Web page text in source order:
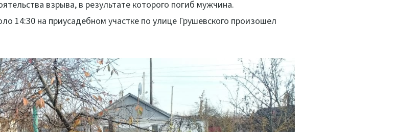
взрыва, в результате которого погиб мужчина.
14:30 на приусадебном участке по улице Грушевского произошел